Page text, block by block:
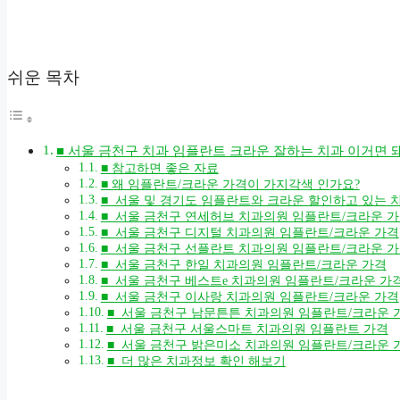
쉬운 목차
■ 서울 금천구 치과 임플란트 크라운 잘하는 치과 이거면
■ 참고하면 좋은 자료
■ 왜 임플란트/크라운 가격이 가지각색 인가요?
■ 서울 및 경기도 임플란트와 크라운 할인하고 있는
■ 서울 금천구 연세허브 치과의원 임플란트/크라운 가
■ 서울 금천구 디지털 치과의원 임플란트/크라운 가격
■ 서울 금천구 선플란트 치과의원 임플란트/크라운 가
■ 서울 금천구 한일 치과의원 임플란트/크라운 가격
■ 서울 금천구 베스트e 치과의원 임플란트/크라운 가
■ 서울 금천구 이사랑 치과의원 임플란트/크라운 가격
■ 서울 금천구 남문튼튼 치과의원 임플란트/크라운
■ 서울 금천구 서울스마트 치과의원 임플란트 가격
■ 서울 금천구 밝은미소 치과의원 임플란트/크라운
■ 더 많은 치과정보 확인 해보기